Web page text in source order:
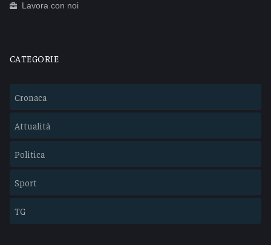
Lavora con noi
CATEGORIE
Cronaca
Attualità
Politica
Sport
TG